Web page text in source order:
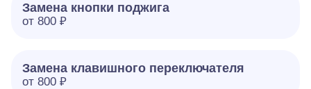
Замена кнопки поджига
от 800 ₽
Замена клавишного переключателя
от 800 ₽